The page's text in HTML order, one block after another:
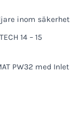
inom säkerhet
14 – 15
PW32 med Inlet